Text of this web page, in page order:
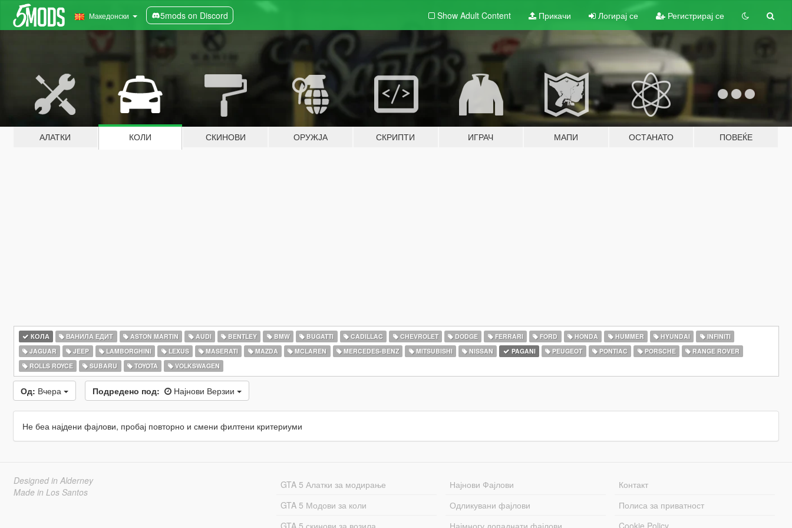
Македонски 5mods on Discord Show Adult Content Прикачи Логирај се Регистрирај се
АЛАТКИ КОЛИ СКИНОВИ ОРУЖЈА СКРИПТИ ИГРАЧ МАПИ ОСТАНАТО ПОВЕЌЕ
КОЛА ВАНИЛА ЕДИТ ASTON MARTIN AUDI BENTLEY BMW BUGATTI CADILLAC CHEVROLET DODGE FERRARI FORD HONDA HUMMER HYUNDAI
INFINITI
JAGUAR
JEEP LAMBORGHINI LEXUS MASERATI MAZDA MCLAREN MERCEDES-BENZ MITSUBISHI NISSAN PAGANI PEUGEOT PONTIAC PORSCHE
RANGE ROVER
ROLLS ROYCE
SUBARU TOYOTA VOLKSWAGEN
Од: Вчера Подредено под: Најнови Верзии
Не беа најдени фајлови, пробај повторно и смени филтени критериуми
Designed in Alderney
Made in Los Santos
GTA 5 Алатки за модирање
GTA 5 Модови за коли
GTA 5 скинови за возила
Најнови Фајлови
Одликувани фајлови
Најмногу допаднати фајлови
Контакт
Полиса за приватност
Cookie Policy